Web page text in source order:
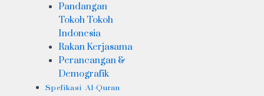
Pandangan
Tokoh Tokoh
Indonesia
Rakan Kerjasama
Perancangan &
Demografik
Spefikasi Al-Quran